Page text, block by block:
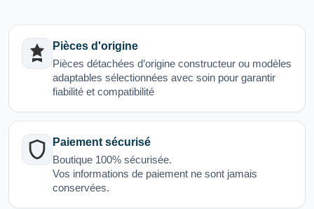
Pièces d'origine
Pièces détachées d’origine constructeur ou modèles
adaptables sélectionnées avec soin pour garantir
fiabilité et compatibilité
Paiement sécurisé
Boutique 100% sécurisée.
Vos informations de paiement ne sont jamais
conservées.